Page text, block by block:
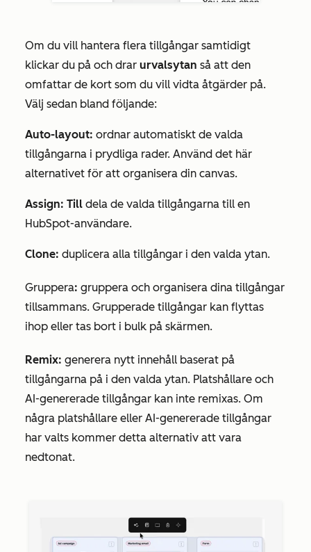
Om du vill hantera flera tillgångar samtidigt
klickar du på och drar urvalsytan så att den
omfattar de kort som du vill vidta åtgärder på.
Välj sedan bland följande:
Auto-layout: ordnar automatiskt de valda
tillgångarna i prydliga rader. Använd det här
alternativet för att organisera din canvas.
Assign: Till dela de valda tillgångarna till en
HubSpot-användare.
Clone: duplicera alla tillgångar i den valda ytan.
Gruppera: gruppera och organisera dina tillgångar
tillsammans. Grupperade tillgångar kan flyttas
ihop eller tas bort i bulk på skärmen.
Remix: generera nytt innehåll baserat på
tillgångarna på i den valda ytan. Platshållare och
AI-genererade tillgångar kan inte remixas. Om
några platshållare eller AI-genererade tillgångar
har valts kommer detta alternativ att vara
nedtonat.